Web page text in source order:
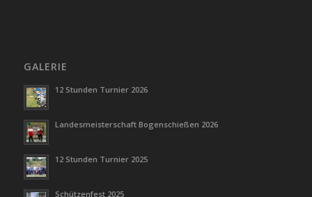
GALERIE
12 Stunden Turnier 2026
Landesmeisterschaft Bogenschießen 2026
12 Stunden Turnier 2025
Schützenfest 2025